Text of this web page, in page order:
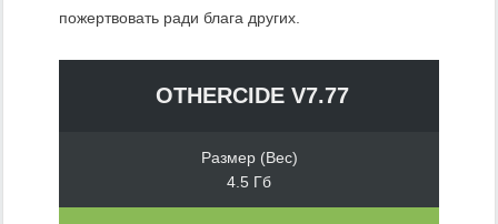
пожертвовать ради блага других.
OTHERCIDE V7.77
Размер (Вес)
4.5 Гб